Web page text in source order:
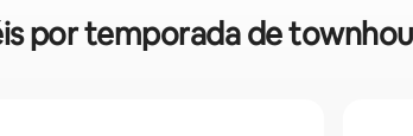
por temporada de